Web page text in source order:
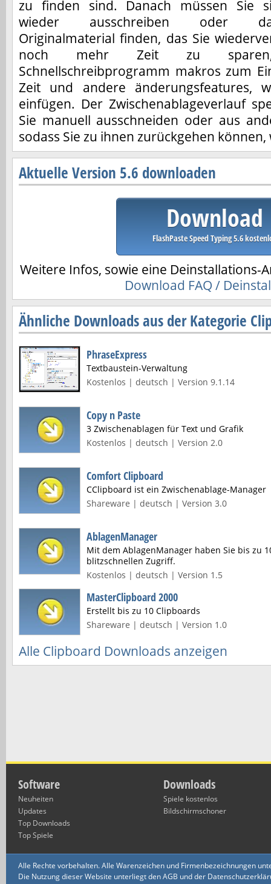
zu finden sind. Danach müssen Sie
wieder ausschreiben oder
Originalmaterial finden, das Sie
noch mehr Zeit zu
Schnellschreibprogramm makros zum
Zeit und andere änderungsfeatures,
einfügen. Der Zwischenablageverlauf
Sie manuell ausschneiden oder aus
sodass Sie zu ihnen zurückgehen
Aktuelle Version 5.6 downloaden
Download
FlashPaste Speed Typing 5.6
Weitere Infos, sowie eine Deinstallations-
Download FAQ /
Ähnliche Downloads aus der Kategorie
PhraseExpress
Textbaustein-Verwaltung
Kostenlos | deutsch | Version 9.1.14
Copy n Paste
3 Zwischenablagen für Text und Grafik
Kostenlos | deutsch | Version 2.0
Comfort Clipboard
CClipboard ist ein Zwischenablage-Manager
Shareware | deutsch | Version 3.0
AblagenManager
Mit dem AblagenManager haben Sie bis zu
blitzschnellen Zugriff.
Kostenlos | deutsch | Version 1.5
MasterClipboard 2000
Erstellt bis zu 10 Clipboards
Shareware | deutsch | Version 1.0
Alle Clipboard Downloads anzeigen
Software
Neuheiten
Updates
Top Downloads
Top Spiele
Downloads
Spiele kostenlos
Bildschirmschoner
Alle Rechte vorbehalten. Alle Warenzeichen und Firmenbezeichnungen
Die Nutzung dieser Website unterliegt den AGB und der